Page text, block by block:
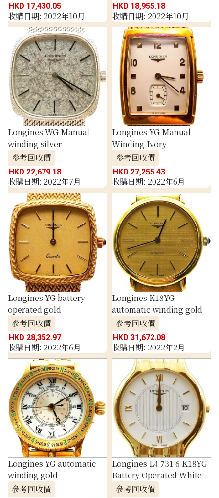
HKD 17,430.05
收購日期: 2022年10月
HKD 18,955.18
收購日期: 2022年10月
Longines WG Manual
winding silver
參考回收價
HKD 22,679.18
收購日期: 2022年7月
Longines YG Manual
Winding Ivory
參考回收價
HKD 27,255.43
收購日期: 2022年6月
Longines YG battery
operated gold
參考回收價
HKD 28,352.97
收購日期: 2022年6月
Longines K18YG
automatic winding gold
參考回收價
HKD 31,672.08
收購日期: 2022年2月
Longines YG automatic
winding gold
參考回收價
Longines L4 731 6 K18YG
Battery Operated White
參考回收價